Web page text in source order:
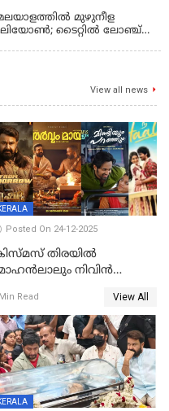
മുഴുനീള
ടൈറ്റിൽ ലോഞ്ച്
View all news
Posted On 24-12-2025
തിരയിൽ
നിവിൻ
200 കോടി
കാണാം
Read View All